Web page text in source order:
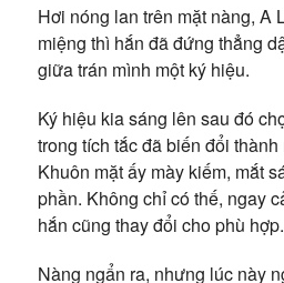
Hơi nóng lan trên mặt nàng, A
miệng thì hắn đã đứng thẳng
giữa trán mình một ký hiệu.
Ký hiệu kia sáng lên sau đó
trong tích tắc đã biến đổi
Khuôn mặt ấy mày kiếm, mắt
phần. Không chỉ có thế, ngay
hắn cũng thay đổi cho phù hợp.
Nàng ngẩn ra, nhưng lúc này